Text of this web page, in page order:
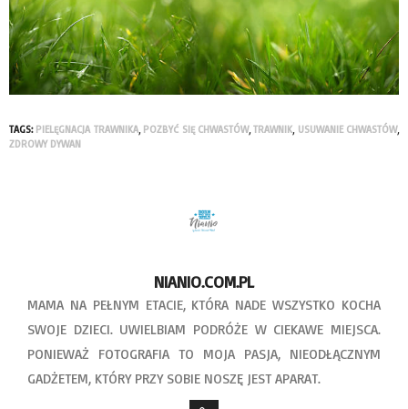
TAGS: PIELĘGNACJA TRAWNIKA, POZBYĆ SIĘ CHWASTÓW,TRAWNIK USUWANIE CHWASTÓW,
ZDROWY DYWAN
NIANIO.COM.PL
MAMA NA PEŁNYM ETACIE, KTÓRA NADE WSZYSTKO KOCHA
SWOJE DZIECI. UWIELBIAM PODRÓŻE W CIEKAWE MIEJSCA.
PONIEWAŻ FOTOGRAFIA TO MOJA PASJA, NIEODŁĄCZNYM
GADŻETEM, KTÓRY PRZY SOBIE NOSZĘ JEST APARAT.